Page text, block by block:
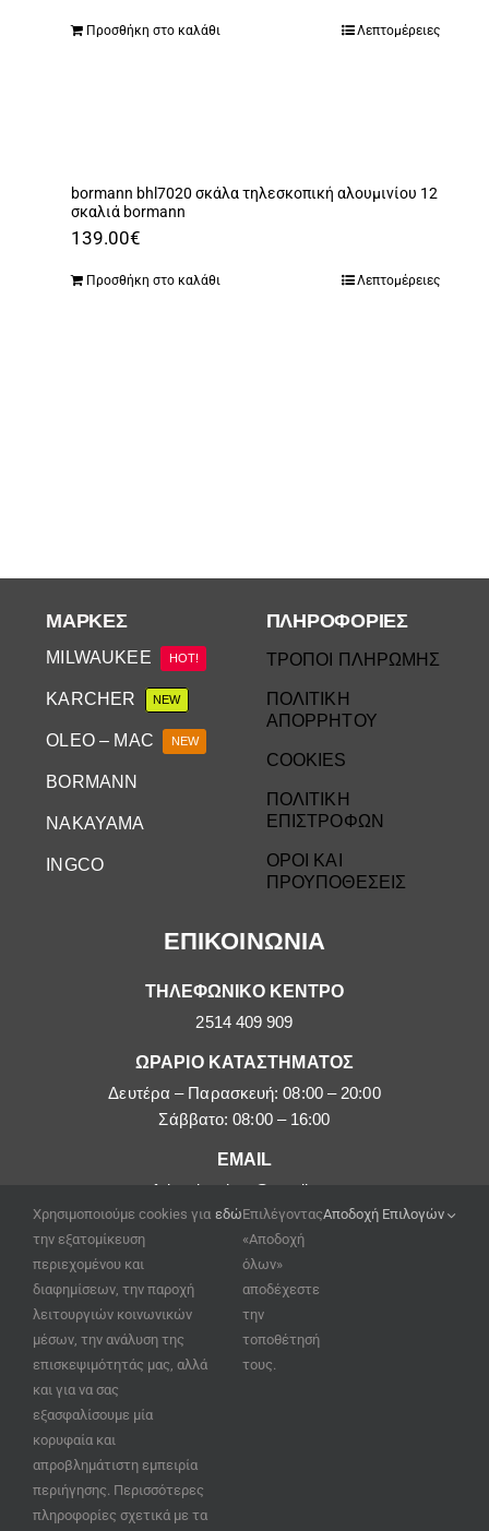
Προσθήκη στο καλάθι Λεπτομέρειες
bormann bhl7020 σκάλα τηλεσκοπική αλουμινίου 12
σκαλιά bormann
139.00€
Προσθήκη στο καλάθι Λεπτομέρειες
ΕΠΙΚΟΙΝΩΝΙΑ
ΤΗΛΕΦΩΝΙΚΟ ΚΕΝΤΡΟ
2514 409 909
ΩΡΑΡΙΟ ΚΑΤΑΣΤΗΜΑΤΟΣ
Δευτέρα – Παρασκευή: 08:00 – 20:00
Σάββατο: 08:00 – 16:00
EMAIL
afoipouloushop@gmail.com
ΜΆΡΚΕΣ
MILWAUKEE HOT!
KARCHER NEW
OLEO – MAC NEW
BORMANN
NAKAYAMA
INGCO
ΠΛΗΡΟΦΟΡΙΕΣ
ΤΡΟΠΟΙ ΠΛΗΡΩΜΗΣ
ΠΟΛΙΤΙΚΗ
ΑΠΟΡΡΗΤΟΥ
COOKIES
ΠΟΛΙΤΙΚΗ
ΕΠΙΣΤΡΟΦΩΝ
ΟΡΟΙ ΚΑΙ
ΠΡΟΥΠΟΘΕΣΕΙΣ
Χρησιμοποιούμε cookies για
την εξατομίκευση
περιεχομένου και
διαφημίσεων, την παροχή
λειτουργιών κοινωνικών
μέσων, την ανάλυση της
επισκεψιμότητάς μας, αλλά
και για να σας
εξασφαλίσουμε μία
κορυφαία και
απροβλημάτιστη εμπειρία
περιήγησης. Περισσότερες
πληροφορίες σχετικά με τα
εδώΕπιλέγοντας
«Αποδοχή
όλων»
αποδέχεστε
την
τοποθέτησή
τους.
Αποδοχή Επιλογών